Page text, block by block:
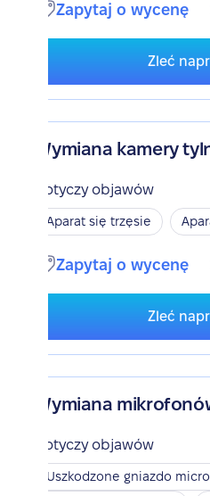
Zapytaj o wycenę
Zleć
Wymiana kamery
Dotyczy objawów
Aparat się trzęsie
Zapytaj o wycenę
Zleć
Wymiana
Dotyczy objawów
Uszkodzone gniazdo